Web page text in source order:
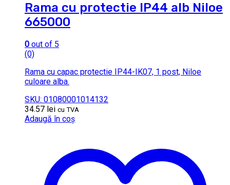
Rama cu protectie IP44 alb Niloe
665000
0 out of 5
(0)
Rama cu capac protectie IP44-IK07, 1 post, Niloe
culoare alba.
SKU: 01080001014132
34.57 lei cu TVA
Adaugă în coș